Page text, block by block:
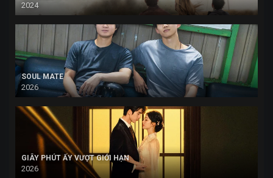
2024
SOUL MATE
2026
GIÂY PHÚT ẤY VƯỢT GIỚI HẠN
2026